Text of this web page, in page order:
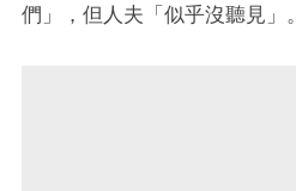
們」，但人夫「似乎沒聽見」。